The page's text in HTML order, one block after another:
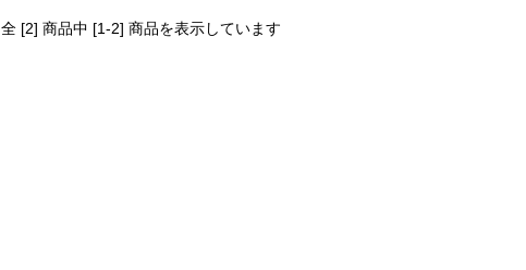
全 [2] 商品中 [1-2] 商品を表示しています